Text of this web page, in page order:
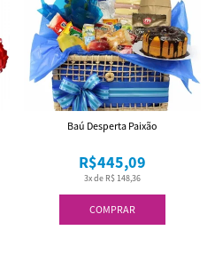
COMPRAR
3x de R$ 148,36
R$445,09
Baú Desperta Paixão